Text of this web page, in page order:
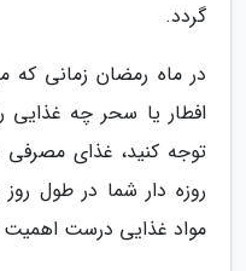
گردد.
در ماه رمضان زمانی که
افطار یا سحر چه غذایی
توجه کنید، غذای
روزه دار شما در طول
مواد غذایی درست